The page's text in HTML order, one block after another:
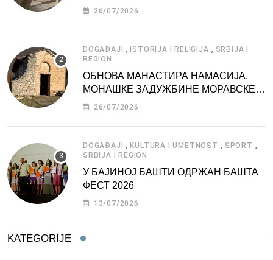
АТРАКЦИЈА
26/07/2026
DOGAĐAJI ,ISTORIJA I RELIGIJA , SRBIJA I
REGION
ОБНОВА МАНАСТИРА НАМАСИЈА,
МОНАШКЕ ЗАДУЖБИНЕ МОРАВСКЕ
СРБИЈЕ
26/07/2026
DOGAĐAJI ,KULTURA I UMETNOST , SPORT ,
SRBIJA I REGION
У БАЈИНОЈ БАШТИ ОДРЖАН БАШТА
ФЕСТ 2026
13/07/2026
KATEGORIJE